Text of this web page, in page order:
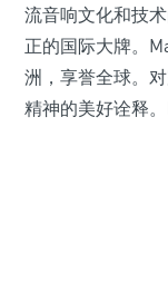
流音响文化和技
正的国际大牌。
洲，享誉全球。
精神的美好诠释